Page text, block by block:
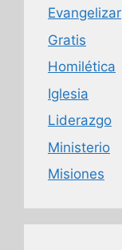
Evangelizar
Gratis
Homilética
Iglesia
Liderazgo
Ministerio
Misiones